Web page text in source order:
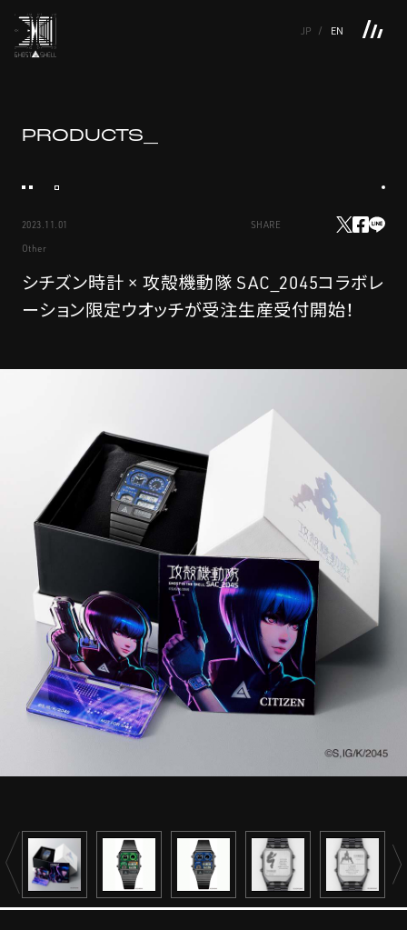
JP EN
FEATURE
M.M.A.
TOP
NEWS
PRODUCTS
SERIES
MOVIE GALLERY
STREAMING
CONTACT PRIVACY POLICY
PRODUCTS_
2023.11.01
Other
SHARE
シチズン時計 × 攻殻機動隊 SAC_2045コラボレ
ーション限定ウオッチが受注生産受付開始！